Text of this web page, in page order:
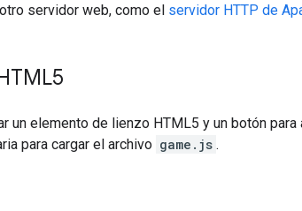
servidor web, como el servidor HTTP de
un elemento de lienzo HTML5 y un botón
para cargar el archivo game.js .